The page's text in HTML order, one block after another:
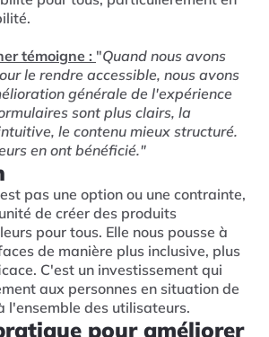
témoigne : "Quand nous avons
le rendre accessible, nous avons
générale de l'expérience
sont plus clairs, la
le contenu mieux structuré.
en ont bénéficié."
pas une option ou une contrainte,
de créer des produits
pour tous. Elle nous pousse à
de manière plus inclusive, plus
C'est un investissement qui
aux personnes en situation de
l'ensemble des utilisateurs.
pour améliorer